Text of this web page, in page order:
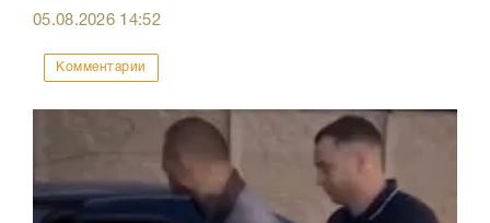
05.08.2026 14:52
Комментарии